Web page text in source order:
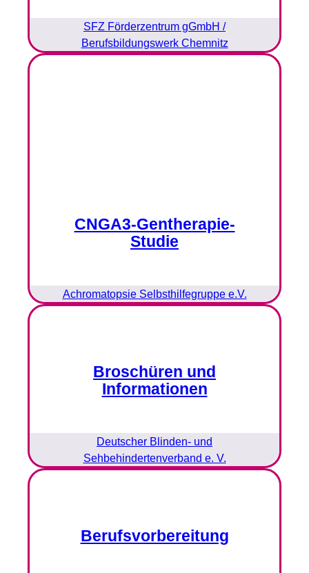
SFZ Förderzentrum gGmbH /
Berufsbildungswerk Chemnitz
CNGA3-Gentherapie-
Studie
Achromatopsie Selbsthilfegruppe e.V.
Broschüren und
Informationen
Deutscher Blinden- und
Sehbehindertenverband e. V.
Berufsvorbereitung